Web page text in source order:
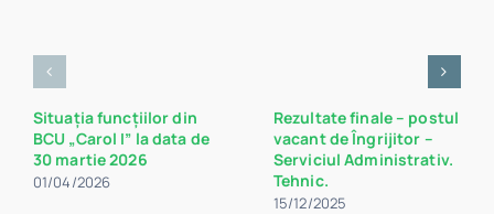
Situația funcțiilor din
BCU „Carol I” la data de
30 martie 2026
01/04/2026
Rezultate finale – postul
vacant de Îngrijitor –
Serviciul Administrativ.
Tehnic.
15/12/2025